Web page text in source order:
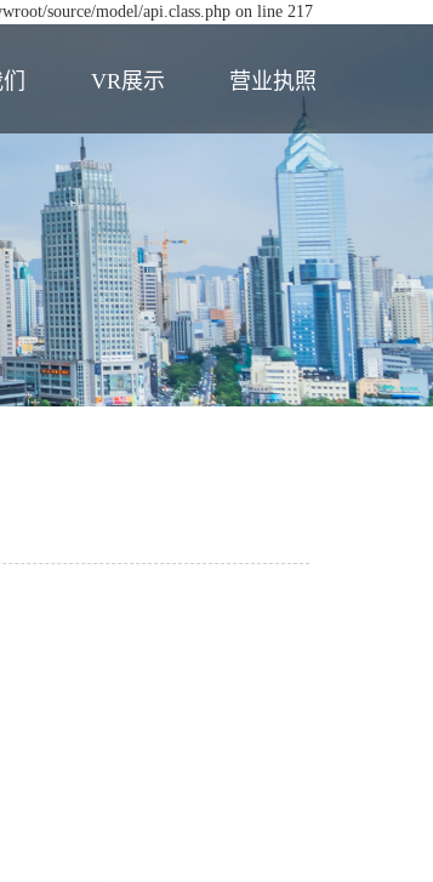
source/model/api.class.php on line 217
VR展示 营业执照